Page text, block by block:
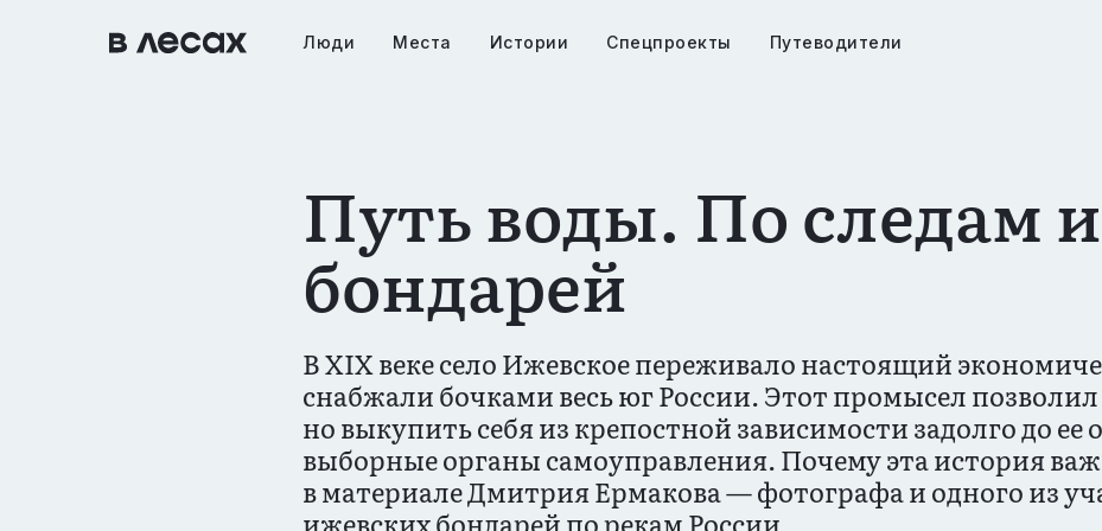
Основная
Люди Места Истории Спецпроекты Путеводители
Путь воды. По следам
бондарей
В XIX веке село Ижевское переживало настоящий
снабжали бочками весь юг России. Этот промысел
но выкупить себя из крепостной зависимости задолго до ее
выборные органы самоуправления. Почему эта история
в материале Дмитрия Ермакова — фотографа и одного из